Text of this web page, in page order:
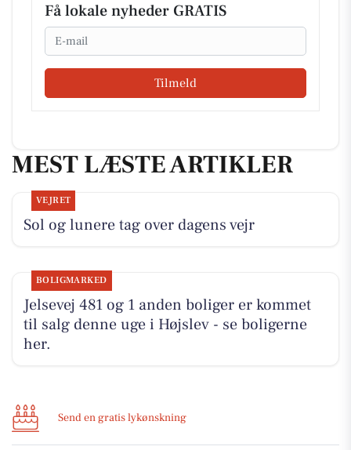
Få lokale nyheder GRATIS
Email
Tilmeld
MEST LÆSTE ARTIKLER
VEJRET
Sol og lunere tag over dagens vejr
BOLIGMARKED
Jelsevej 481 og 1 anden boliger er kommet
til salg denne uge i Højslev - se boligerne
her.
Send en gratis lykønskning